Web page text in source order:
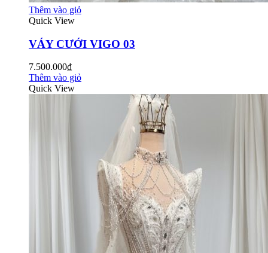
Thêm vào giỏ
Quick View
VÁY CƯỚI VIGO 03
7.500.000₫
Thêm vào giỏ
Quick View